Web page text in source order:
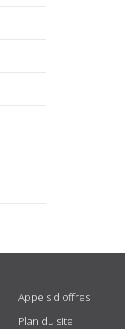
Appels d'offres
Plan du site